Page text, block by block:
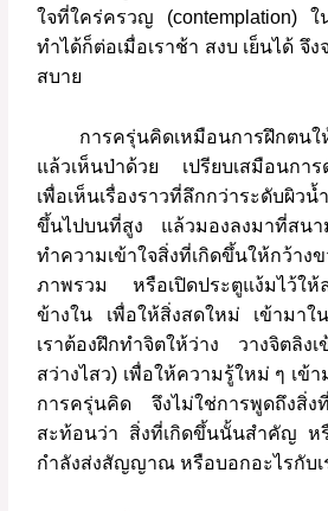
ใจที่ใคร่ครวญ (contemplation) ใ
ทำได้ก็ต่อเมื่อเราช้า สงบ เย็นได้ จึง
สบาย
การครุ่นคิดเหมือนการฝึกตน
แล้วเห็นป่าด้วย
เปรียบเสมือนกา
เพื่อเห็นเรื่องราวที่ลึกกว่าระดับผิวน้ำ
ขึ้นไปบนที่สูง แล้วมองลงมาที่สน
ทำความเข้าใจสิ่งที่เกิดขึ้นให้กว้างข
ภาพรวม
หรือเปิดประตูแง้มไว้ใ
ข้างใน
เพื่อให้สิ่งสดใหม่ เข้ามาใน
เราต้องฝึกทำจิตให้ว่าง
วางจิตลิงเ
สว่างไสว) เพื่อให้ความรู้ใหม่ ๆ เข้า
การครุ่นคิด
จึงไม่ใช่การพูดถึงสิ่ง
สะท้อนว่า
สิ่งที่เกิดขึ้นนั้นสำคัญ ห
กำลังส่งสัญญาณ หรือบอกอะไรกับเ